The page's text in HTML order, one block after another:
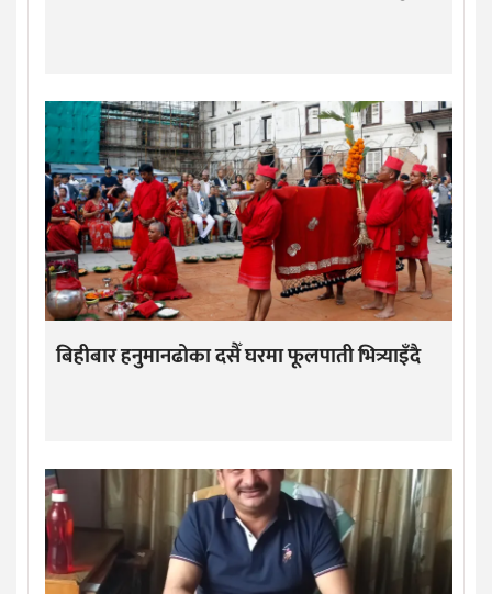
बिहीबार हनुमानढोका दसैँ घरमा फूलपाती भित्र्याइँदै